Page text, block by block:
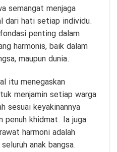
semangat menjaga
dari hati setiap individu.
penting dalam
harmonis, baik dalam
maupun dunia.
itu menegaskan
menjamin setiap warga
sesuai keyakinannya
penuh khidmat. Ia juga
harmoni adalah
anak bangsa.